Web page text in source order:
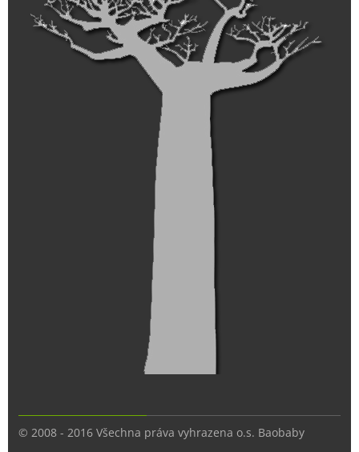
© 2008 - 2016 Všechna práva vyhrazena o.s. Baobaby